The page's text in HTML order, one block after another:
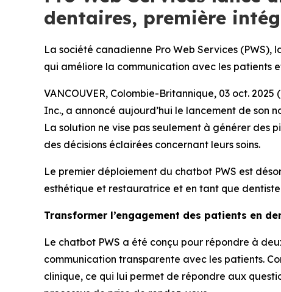
dentaires, première
La société canadienne Pro Web Services
qui améliore la communication avec les patients
VANCOUVER, Colombie-Britannique, 03 oct.
Inc., a annoncé aujourd’hui le lancement de son
La solution ne vise pas seulement à générer des
des décisions éclairées concernant leurs soins.
Le premier déploiement du chatbot PWS est
esthétique et restauratrice et en tant que
Transformer l’engagement des patients en
Le chatbot PWS a été conçu pour répondre à
communication transparente avec les patients.
clinique, ce qui lui permet de répondre aux